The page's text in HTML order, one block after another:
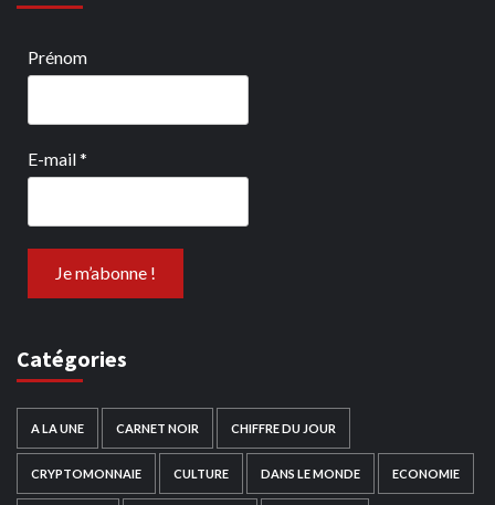
Prénom
E-mail*
Catégories
A LA UNE CARNET NOIR CHIFFRE DU JOUR
CRYPTOMONNAIE CULTURE DANS LE MONDE ECONOMIE